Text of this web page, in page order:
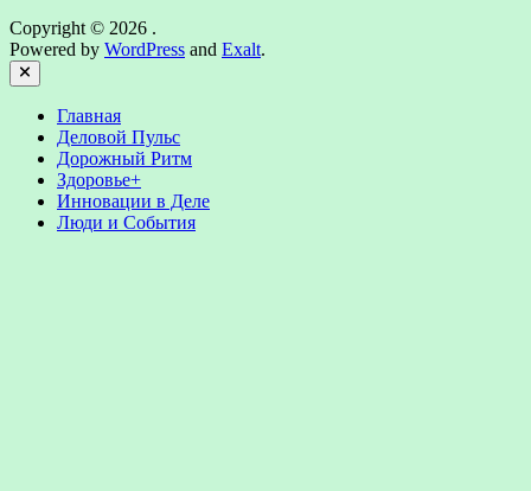
Copyright © 2026 .
Powered by WordPress and Exalt.
Close
Главная
Деловой Пульс
Дорожный Ритм
Здоровье+
Инновации в Деле
Люди и События